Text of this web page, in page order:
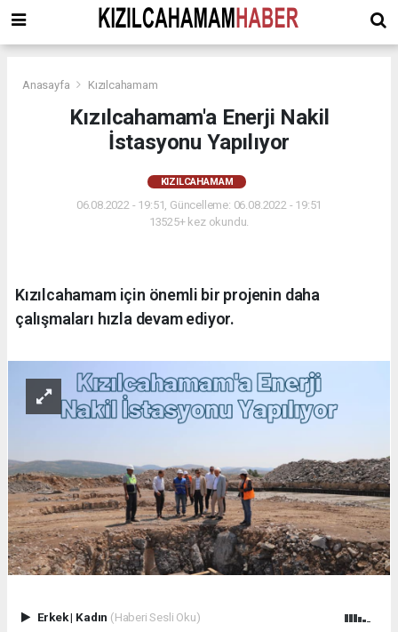
Anasayfa Kızılcahamam
Kızılcahamam'a Enerji Nakil
İstasyonu Yapılıyor
KIZILCAHAMAM
06.08.2022 - 19:51, Güncelleme: 06.08.2022 - 19:51
13525+ kez okundu.
Kızılcahamam için önemli bir projenin daha
çalışmaları hızla devam ediyor.
Erkek| Kadın (Haberi Sesli Oku)